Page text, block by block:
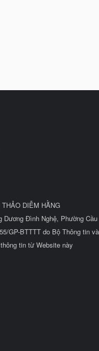
DIỄM HẰNG
Đình Nghệ, Phường
GP-BTTTT do Bộ Thông tin
tin từ Website này